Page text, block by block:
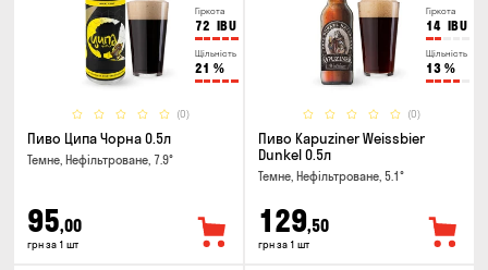
Гіркота
72 IBU
Щільність
21 %
(0)
Пиво Ципа Чорна 0.5л
Темне, Нефільтроване, 7.9°
95,00
грн за 1 шт
Гіркота
14 IBU
Щільність
13 %
(0)
Пиво Kapuziner Weissbier
Dunkel 0.5л
Темне, Нефільтроване, 5.1°
129,50
грн за 1 шт